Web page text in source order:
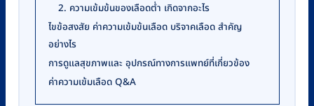
2. ความเข้มข้นของเลือดต่ำ เกิดจากอะไร
ไขข้อสงสัย ค่าความเข้มข้นเลือด บริจาคเลือด สำคัญ
อย่างไร
การดูแลสุขภาพและ อุปกรณ์ทางการแพทย์ที่เกี่ยวข้อง
ค่าความเข้มเลือด Q&A